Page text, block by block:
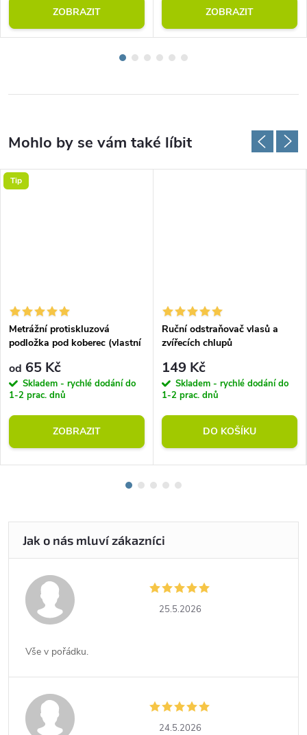
ZOBRAZIT ZOBRAZIT
Tip
Metrážní protiskluzová
podložka pod koberec (vlastní
od 65 Kč
Skladem - rychlé dodání do
1-2 prac. dnů
ZOBRAZIT
Ruční odstraňovač vlasů a
zvířecích chlupů
149 Kč
Skladem - rychlé dodání do
1-2 prac. dnů
DO KOŠÍKU
25.5.2026
Vše v pořádku.
24.5.2026